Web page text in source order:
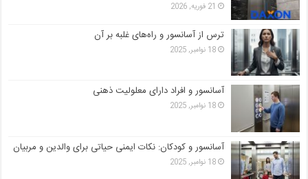
21 فوریه, 2026
ترس از آسانسور و راه‌های غلبه بر آن
18 نوامبر, 2025
آسانسور و افراد دارای معلولیت ذهنی
18 نوامبر, 2025
آسانسور و کودکان: نکات ایمنی حیاتی برای والدین و مربیان
18 نوامبر, 2025